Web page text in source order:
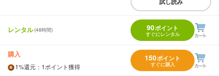
レンタル(48時間) 90ポイント
すぐにレンタル
購入
1%還元 ：1ポイント獲得
150ポイント
すぐに購入